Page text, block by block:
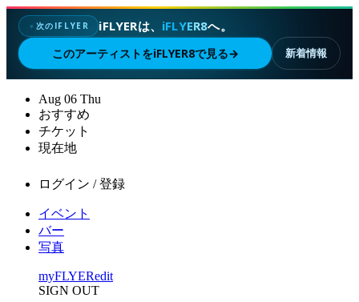
✦次のIFLYER iFLYERは、 iFLYER8へ。
このアーティストをiFLYER8で見る→ 新着情報
Aug 06 Thu
おすすめ
チケット
現在地
ログイン / 登録
イベント
バー
写真
myFLYERedit
SIGN OUT